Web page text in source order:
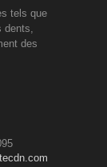
tels que
dents,
des